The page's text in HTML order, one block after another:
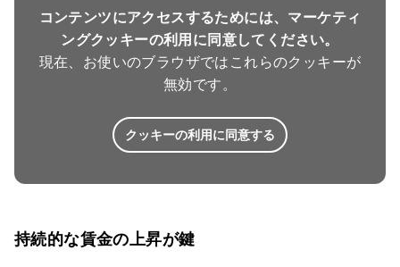
コンテンツにアクセスするためには、マーケティ
ングクッキーの利用に同意してください。
現在、お使いのブラウザではこれらのクッキーが
無効です。
クッキーの利用に同意する
持続的な賃金の上昇が鍵